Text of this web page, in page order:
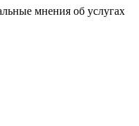
мнения об услугах